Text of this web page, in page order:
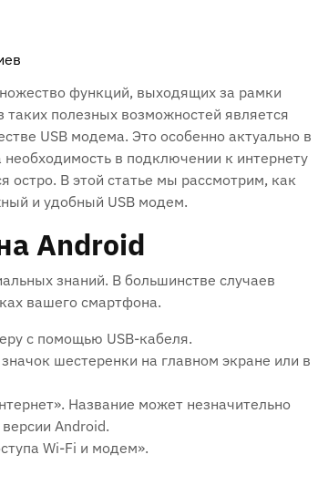
функций, выходящих за рамки
полезных возможностей является
USB модема. Это особенно актуально в
необходимость в подключении к интернету
остро. В этой статье мы рассмотрим, как
и удобный USB модем.
Android
знаний. В большинстве случаев
вашего смартфона.
с помощью USB-кабеля.
шестеренки на главном экране или в
Название может незначительно
Android.
Wi-Fi и модем».